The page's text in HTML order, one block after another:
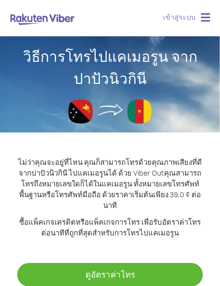
เข้าสู่ระบบ
วิธีการโทรไปแคเมอรูน จาก
ปาปัวนิวกินี
ไม่ว่าคุณจะอยู่ที่ไหน คุณก็สามารถโทรด้วยคุณภาพเสียงที่ดี
จากปาปัวนิวกินี ไปแคเมอรูนได้ ด้วย Viber Outคุณสามารถ
โทรถึงหมายเลขใดก็ได้ในแคเมอรูน ทั้งหมายเลขโทรศัพท์
พื้นฐานหรือโทรศัพท์มือถือ ด้วยราคาเริ่มต้นเพียง 39.0 ¢ ต่อ
นาที
ซื้อแพ็คเกจเครดิตหรือแพ็คเกจการโทร เพื่อรับอัตราค่าโทร
ต่อนาทีที่ถูกที่สุดสำหรับการโทรไปแคเมอรูน
ดูอัตราค่าโทร